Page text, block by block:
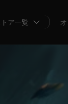
ア一覧